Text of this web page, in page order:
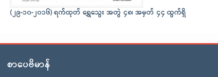
(၂၉-၁၀-၂၀၁၆) ရက်ထုတ် ရွှေသွေး အတွဲ ၄၈၊ အမှတ် ၄၄ ထွက်ရှိ
စာပေဗိမာန်